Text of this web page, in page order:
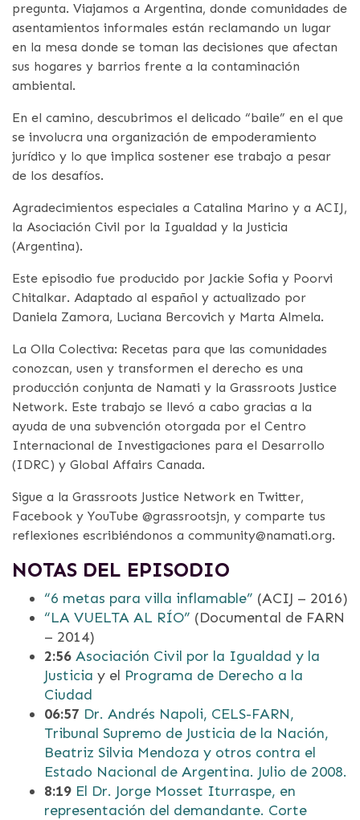
pregunta. Viajamos a Argentina, donde comunidades de
asentamientos informales están reclamando un lugar
en la mesa donde se toman las decisiones que afectan
sus hogares y barrios frente a la contaminación
ambiental.
En el camino, descubrimos el delicado “baile” en el que
se involucra una organización de empoderamiento
jurídico y lo que implica sostener ese trabajo a pesar
de los desafíos.
Agradecimientos especiales a Catalina Marino y a ACIJ,
la Asociación Civil por la Igualdad y la Justicia
(Argentina).
Este episodio fue producido por Jackie Sofia y Poorvi
Chitalkar. Adaptado al español y actualizado por
Daniela Zamora, Luciana Bercovich y Marta Almela.
La Olla Colectiva: Recetas para que las comunidades
conozcan, usen y transformen el derecho es una
producción conjunta de Namati y la Grassroots Justice
Network. Este trabajo se llevó a cabo gracias a la
ayuda de una subvención otorgada por el Centro
Internacional de Investigaciones para el Desarrollo
(IDRC) y Global Affairs Canada.
Sigue a la Grassroots Justice Network en Twitter,
Facebook y YouTube @grassrootsjn, y comparte tus
reflexiones escribiéndonos a community@namati.org.
NOTAS DEL EPISODIO
“6 metas para villa inflamable” (ACIJ – 2016)
“LA VUELTA AL RÍO” (Documental de FARN
– 2014)
2:56 Asociación Civil por la Igualdad y la
Justicia y el Programa de Derecho a la
Ciudad
06:57 Dr. Andrés Napoli, CELS-FARN,
Tribunal Supremo de Justicia de la Nación,
Beatriz Silvia Mendoza y otros contra el
Estado Nacional de Argentina. Julio de 2008.
8:19 El Dr. Jorge Mosset Iturraspe, en
representación del demandante. Corte